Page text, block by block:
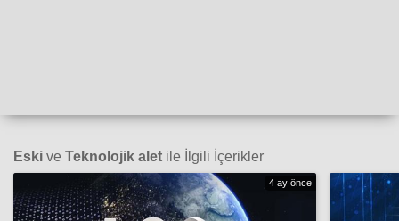
Eski ve Teknolojik alet ile İlgili İçerikler
4 ay önce